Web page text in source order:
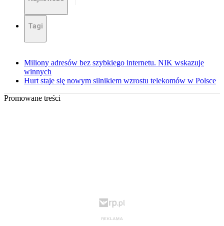
Tagi
Miliony adresów bez szybkiego internetu. NIK wskazuje
winnych
Hurt staje się nowym silnikiem wzrostu telekomów w Polsce
Promowane treści